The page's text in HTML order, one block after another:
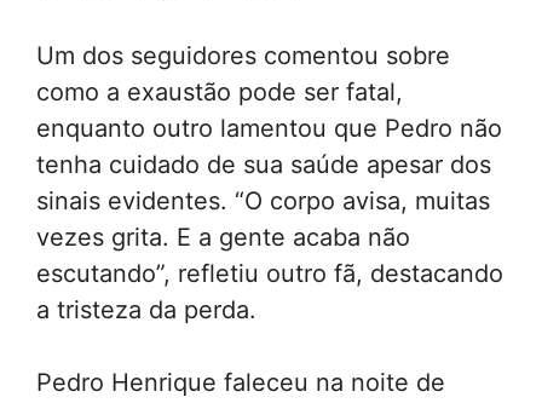
Um dos seguidores comentou sobre
como a exaustão pode ser fatal,
enquanto outro lamentou que Pedro não
tenha cuidado de sua saúde apesar dos
sinais evidentes. “O corpo avisa, muitas
vezes grita. E a gente acaba não
escutando”, refletiu outro fã, destacando
a tristeza da perda.
Pedro Henrique faleceu na noite de